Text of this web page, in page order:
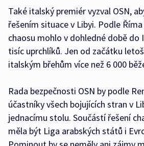
Také italský premiér vyzval OSN,
řešením situace v Libyi. Podle
chaosu mohlo v dohledné době do
tisíc uprchlíků. Jen od začátku
italským břehům více než 6 000
Rada bezpečnosti OSN by podle
účastníky všech bojujících stran v
jednacímu stolu. Součástí řešení
měla být Liga arabských států i